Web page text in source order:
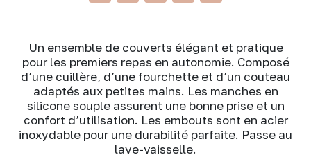
Un ensemble de couverts élégant et pratique
pour les premiers repas en autonomie. Composé
d’une cuillère, d’une fourchette et d’un couteau
adaptés aux petites mains. Les manches en
silicone souple assurent une bonne prise et un
confort d’utilisation. Les embouts sont en acier
inoxydable pour une durabilité parfaite. Passe au
lave-vaisselle.